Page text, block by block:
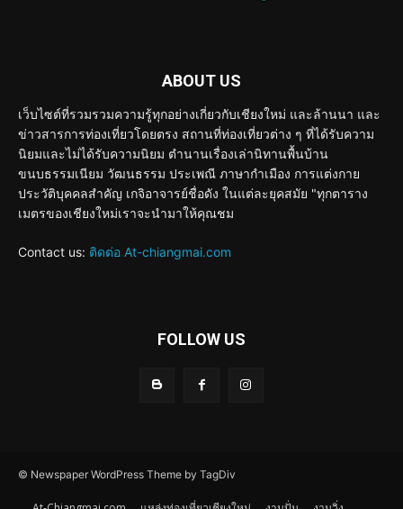
ABOUT US
เว็บไซต์ที่รวมรวมความรู้ทุกอย่างเกี่ยวกับเชียงใหม่ และล้านนา และ
ข่าวสารการท่องเที่ยวโดยตรง สถานที่ท่องเที่ยวต่าง ๆ ที่ได้รับความ
นิยมและไม่ได้รับความนิยม ตำนานเรื่องเล่านิทานพื้นบ้าน
ขนบธรรมเนียม วัฒนธรรม ประเพณี ภาษากำเมือง การแต่งกาย
ประวัติบุคคลสำคัญ เกจิอาจารย์ชื่อดัง ในแต่ละยุคสมัย "ทุกตาราง
เมตรของเชียงใหม่เราจะนำมาให้คุณชม
Contact us: ติดต่อ At-chiangmai.com
FOLLOW US
© Newspaper WordPress Theme by TagDiv